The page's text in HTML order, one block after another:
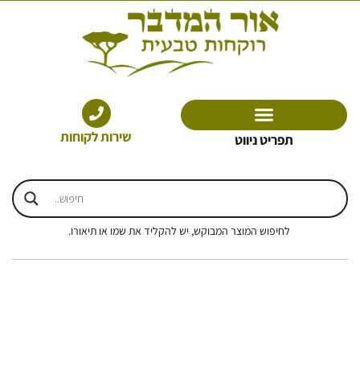
תפריט ניווט שירות לקוחות
לחיפוש המוצר המבוקש, יש להקליד את שמו או תיאורו.